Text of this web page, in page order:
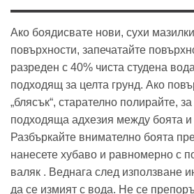
Ако боядисвате нови, сухи
повърхности, запечатайте
разреден с 40% чиста студена
подходящ за целта грунд. Ако
„блясък“, старателно полирайте,
подходяща адхезия между боята и
Разбъркайте внимателно боята
нанесете хубаво и равномерно с
валяк . Веднага след използване
да се измият с вода. Не се